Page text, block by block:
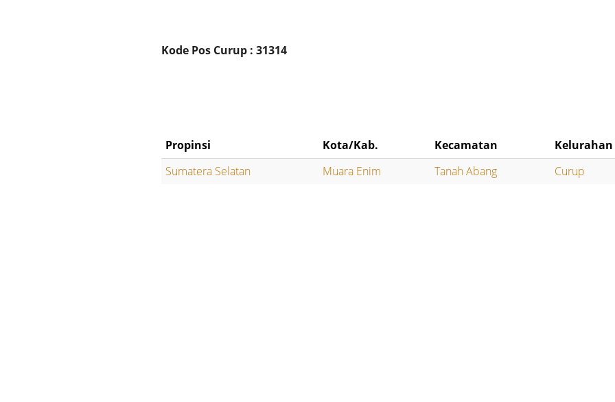
Kode Pos Curup : 31314
Propinsi Kota/Kab. Kecamatan
Kelurahan
Sumatera Selatan
Muara Enim Tanah Abang Curup